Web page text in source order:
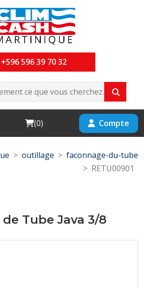
+596 596 39 70 32
Cart
(0) Compte
outillage
faconnage-du-tube
RETU00901
Tube Java 3/8